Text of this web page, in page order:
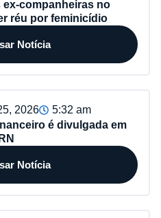
companheiras no
réu por feminicídio
Notícia
2026
5:32 am
é divulgada em
Notícia